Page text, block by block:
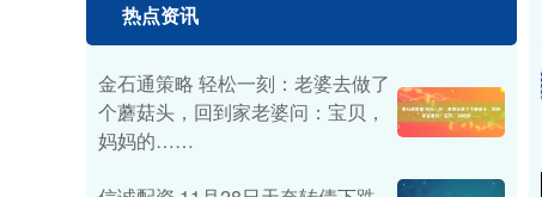
热点资讯
金石通策略 轻松一刻：老婆去做了
个蘑菇头，回到家老婆问：宝贝，
妈妈的……